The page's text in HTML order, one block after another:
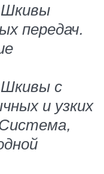
передач.
с
и узких